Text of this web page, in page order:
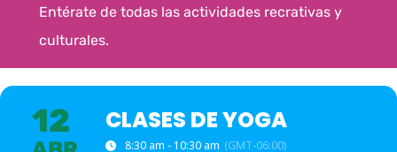
Entérate de todas las actividades recrativas y
culturales.
12 CLASES DE YOGA
8:30 am - 10:30 am (GMT-06:00)